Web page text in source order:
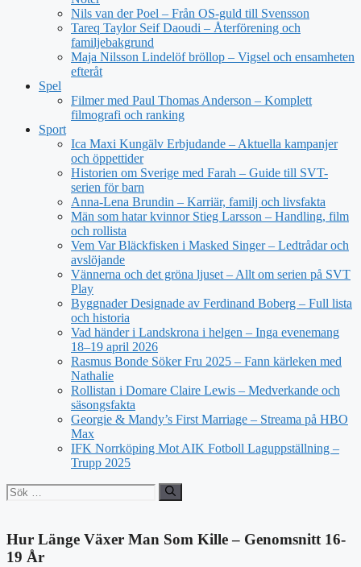
Nils van der Poel – Från OS-guld till Svensson
Tareq Taylor Seif Daoudi – Återförening och
familjebakgrund
Maja Nilsson Lindelöf bröllop – Vigsel och ensamheten
efteråt
Spel
Filmer med Paul Thomas Anderson – Komplett
filmografi och ranking
Sport
Ica Maxi Kungälv Erbjudande – Aktuella kampanjer
och öppettider
Historien om Sverige med Farah – Guide till SVT-
serien för barn
Anna-Lena Brundin – Karriär, familj och livsfakta
Män som hatar kvinnor Stieg Larsson – Handling, film
och rollista
Vem Var Bläckfisken i Masked Singer – Ledtrådar och
avslöjande
Vännerna och det gröna ljuset – Allt om serien på SVT
Play
Byggnader Designade av Ferdinand Boberg – Full lista
och historia
Vad händer i Landskrona i helgen – Inga evenemang
18–19 april 2026
Rasmus Bonde Söker Fru 2025 – Fann kärleken med
Nathalie
Rollistan i Domare Claire Lewis – Medverkande och
säsongsfakta
Georgie & Mandy’s First Marriage – Streama på HBO
Max
IFK Norrköping Mot AIK Fotboll Laguppställning –
Trupp 2025
Sök
efter:
Hur Länge Växer Man Som Kille – Genomsnitt 16-
19 År